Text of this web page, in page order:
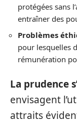
protégées sans
entraîner des
Problèmes
pour lesquelles
rémunération
La prudence
envisagent
attraits